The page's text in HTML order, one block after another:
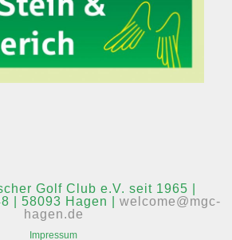
Golf Club e.V. seit 1965 |
| 58093 Hagen | welcome@mgc-
hagen.de
Impressum